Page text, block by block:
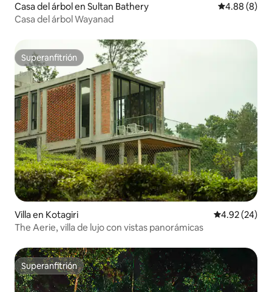
Casa del árbol en Sultan Bathery Calificación
4.88 (8)
Casa del árbol Wayanad
Superanfitrión
Superanfitrión
Villa en Kotagiri Calificación
4.92 (24)
The Aerie, villa de lujo con vistas panorámicas
Superanfitrión
Superanfitrión